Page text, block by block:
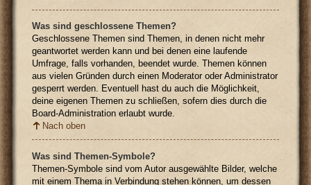
Was sind geschlossene Themen?
Geschlossene Themen sind Themen, in denen nicht mehr
geantwortet werden kann und bei denen eine laufende
Umfrage, falls vorhanden, beendet wurde. Themen können
aus vielen Gründen durch einen Moderator oder Administrator
gesperrt werden. Eventuell hast du auch die Möglichkeit,
deine eigenen Themen zu schließen, sofern dies durch die
Board-Administration erlaubt wurde.
Nach oben
Was sind Themen-Symbole?
Themen-Symbole sind vom Autor ausgewählte Bilder, welche
mit einem Thema in Verbindung stehen können, um dessen